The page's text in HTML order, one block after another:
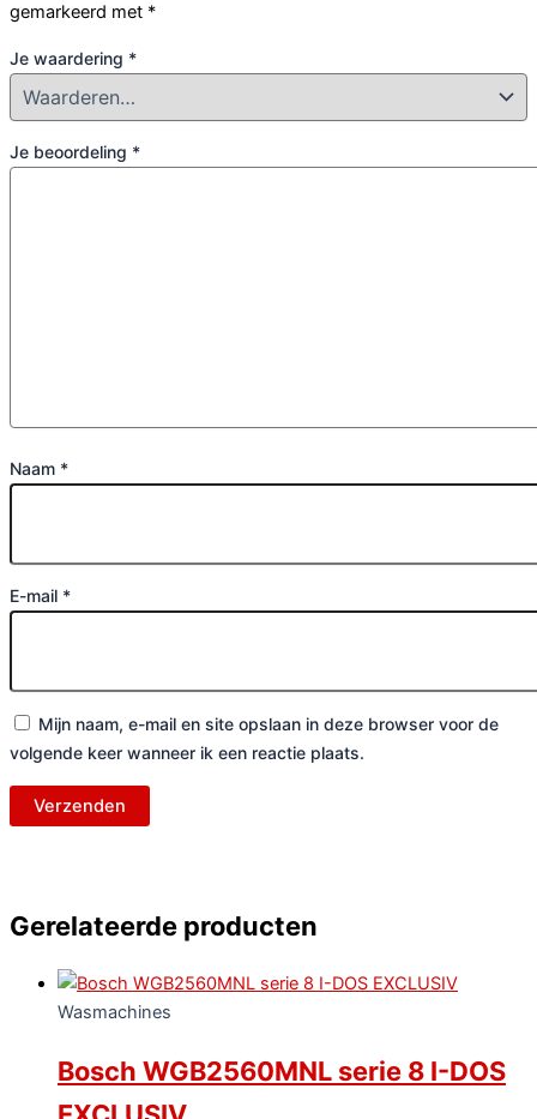
gemarkeerd met *
Je waardering *
Je beoordeling *
Naam *
E-mail *
Mijn naam, e-mail en site opslaan in deze browser voor de
volgende keer wanneer ik een reactie plaats.
Gerelateerde producten
Wasmachines
Bosch WGB2560MNL serie 8 I-DOS